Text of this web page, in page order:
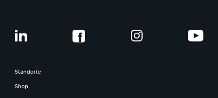
Standorte
Shop